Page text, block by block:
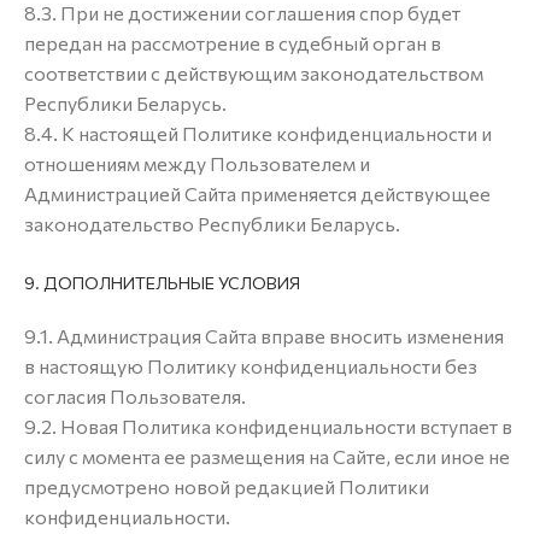
8.3. При не достижении соглашения спор будет
передан на рассмотрение в судебный орган в
соответствии с действующим законодательством
Республики Беларусь.
8.4. К настоящей Политике конфиденциальности и
отношениям между Пользователем и
Администрацией Сайта применяется действующее
законодательство Республики Беларусь.
9. ДОПОЛНИТЕЛЬНЫЕ УСЛОВИЯ
9.1. Администрация Сайта вправе вносить изменения
в настоящую Политику конфиденциальности без
согласия Пользователя.
9.2. Новая Политика конфиденциальности вступает в
силу с момента ее размещения на Сайте, если иное не
предусмотрено новой редакцией Политики
конфиденциальности.